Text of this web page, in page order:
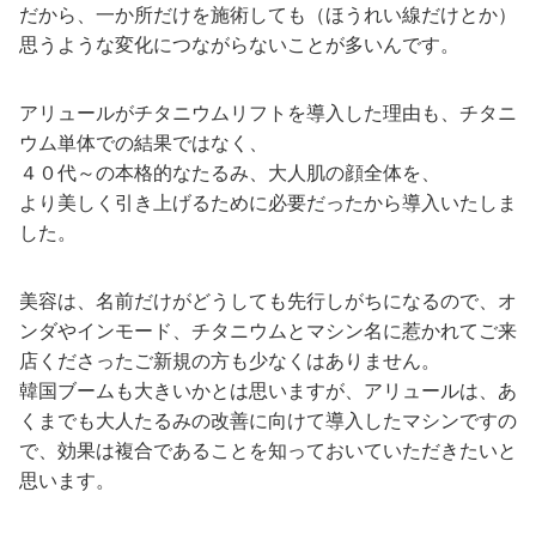
だから、一か所だけを施術しても（ほうれい線だけとか）
思うような変化につながらないことが多いんです。
アリュールがチタニウムリフトを導入した理由も、チタニ
ウム単体での結果ではなく、
４０代～の本格的なたるみ、大人肌の顔全体を、
より美しく引き上げるために必要だったから導入いたしま
した。
美容は、名前だけがどうしても先行しがちになるので、オ
ンダやインモード、チタニウムとマシン名に惹かれてご来
店くださったご新規の方も少なくはありません。
韓国ブームも大きいかとは思いますが、アリュールは、あ
くまでも大人たるみの改善に向けて導入したマシンですの
で、効果は複合であることを知っておいていただきたいと
思います。